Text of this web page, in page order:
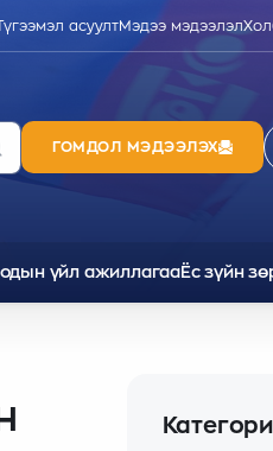
асуултМэдээ мэдээлэл
ГОМДОЛ МЭДЭЭЛЭХ
үйл ажиллагааЁс зүйн
Категори